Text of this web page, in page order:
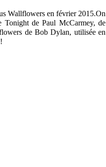
Wallflowers en février 2015.On
Tonight de Paul McCarmey, de
de Bob Dylan, utilisée en